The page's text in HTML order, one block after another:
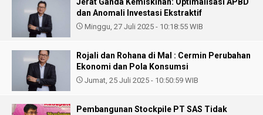
dan Anomali Investasi Ekstraktif
Minggu, 27 Juli 2025 - 10:18:55 WIB
Rojali dan Rohana di Mal : Cermin Perubahan
Ekonomi dan Pola Konsumsi
Jumat, 25 Juli 2025 - 10:50:59 WIB
Pembangunan Stockpile PT SAS Tidak